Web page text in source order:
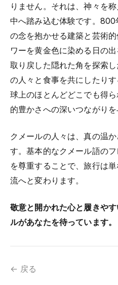
りません。それは、神々を
中へ踏み込む体験です。
の念を抱かせる建築と芸術
ワーを黄金色に染める日の
取り戻した隠れた角を探索
の人々と食事を共にしたり
球上のほとんどどこでも得
的豊かさへの深いつながりを
クメールの人々は、真の温
す。基本的なクメール語の
を尊重することで、旅行は
流へと変わります。
敬意と開かれた心と履きや
ルがあなたを待っています。
← 戻る